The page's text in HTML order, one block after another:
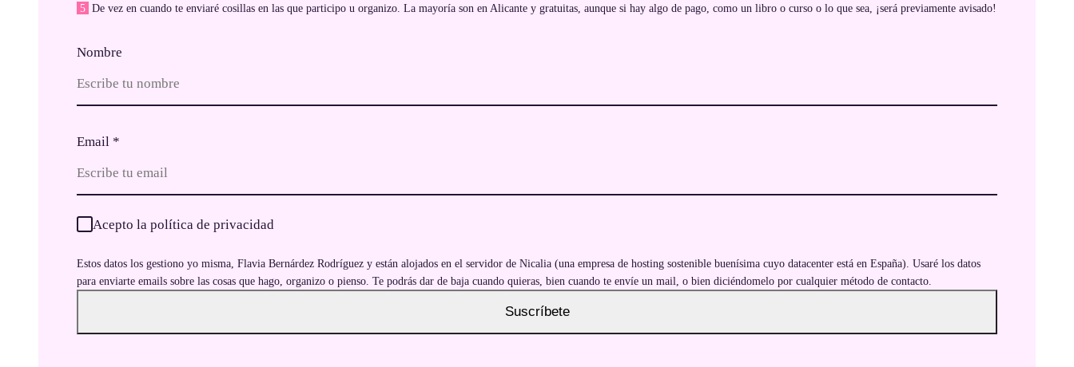
5 De vez en cuando te enviaré cosillas en las que participo u organizo. La mayoría son en Alicante y gratuitas, aunque si hay algo de pago, como un libro o curso o lo que sea, ¡será previamente avisado!
Nombre
Email *
Acepto la política de privacidad
Estos datos los gestiono yo misma, Flavia Bernárdez Rodríguez y están alojados en el servidor de Nicalia (una empresa de hosting sostenible buenísima cuyo datacenter está en España). Usaré los datos
para enviarte emails sobre las cosas que hago, organizo o pienso. Te podrás dar de baja cuando quieras, bien cuando te envíe un mail, o bien diciéndomelo por cualquier método de contacto.
Suscríbete